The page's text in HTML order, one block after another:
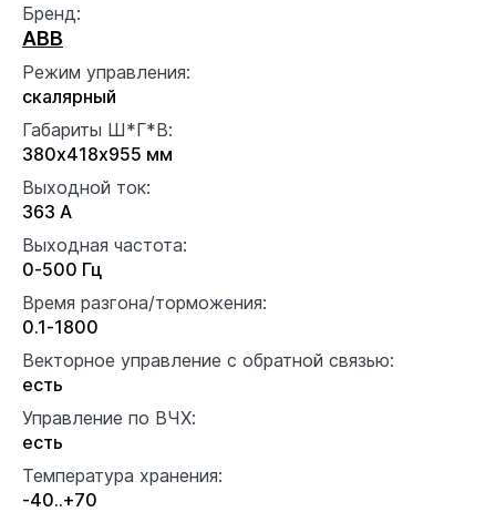
Бренд:
ABB
Режим управления:
скалярный
Габариты Ш*Г*В:
380x418x955 мм
Выходной ток:
363 А
Выходная частота:
0-500 Гц
Время разгона/торможения:
0.1-1800
Векторное управление с обратной связью:
есть
Управление по ВЧХ:
есть
Температура хранения:
-40..+70